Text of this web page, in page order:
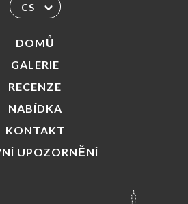
CS
DOMŮ
GALERIE
RECENZE
NABÍDKA
KONTAKT
UPOZORNĚNÍ